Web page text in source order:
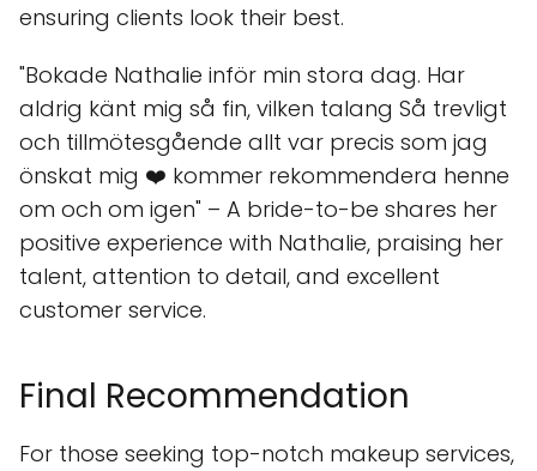
ensuring clients look their best.
"Bokade Nathalie inför min stora dag. Har
aldrig känt mig så fin, vilken talang Så trevligt
och tillmötesgående allt var precis som jag
önskat mig ❤️ kommer rekommendera henne
om och om igen" – A bride-to-be shares her
positive experience with Nathalie, praising her
talent, attention to detail, and excellent
customer service.
Final Recommendation
For those seeking top-notch makeup services,